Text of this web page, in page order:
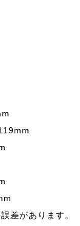
差があります。